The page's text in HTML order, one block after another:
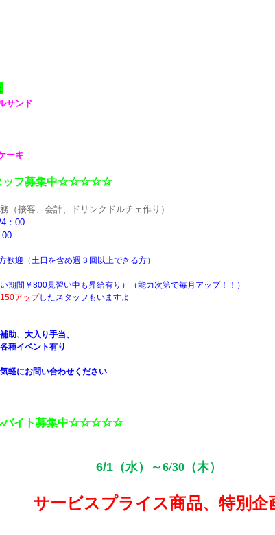
サンド
ーキ
フ募集中☆☆☆☆☆
（接客、会計、ドリンクドルチェ作り）
：00
00
歓迎（土日を含め週３回以上できる方）
期間￥800見習い中も昇給有り）（能力次第で毎月アップ！！）
150アップしたスタッフもいますよ
助、大入り手当、
種イベント有り
軽にお問い合わせください
イト募集中☆☆☆☆☆
6/1 （水）～6/30 （木）
サービスプライス商品、特別企